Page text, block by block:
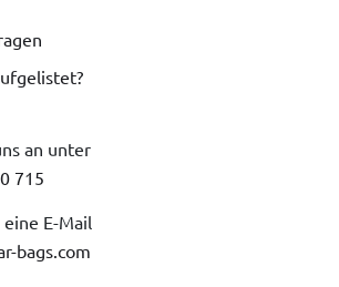
an unter
715
E-Mail
bags.com